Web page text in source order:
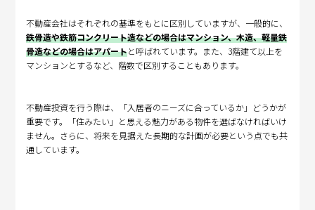
不動産会社はそれぞれの基準をもとに区別していますが、一般的に、
鉄骨造や鉄筋コンクリート造などの場合はマンション、木造、軽量鉄
骨造などの場合はアパートと呼ばれています。また、3階建て以上を
マンションとするなど、階数で区別することもあります。
不動産投資を行う際は、「入居者のニーズに合っているか」どうかが
重要です。「住みたい」と思える魅力がある物件を選ばなければいけ
ません。さらに、将来を見据えた長期的な計画が必要という点でも共
通しています。